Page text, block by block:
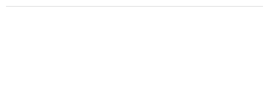
sláma s velmi přirozeným
0,70 m x 10 m.